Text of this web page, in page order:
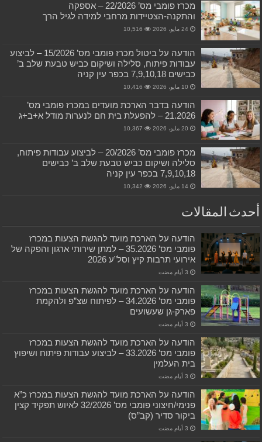
מכרז פומבי מס’ 22/2026 – אספקה
והתקנה-הצטיידות מרחבי למידה לגיל הרך
24 مايو، 2026 10,516
הודעה על ביטול מכרז פומבי מס’ 15/2026 – לביצוע
עבודות פיתוח, סלילה ושיקום כביש טבעת שלב ב’
כבישים 7,9,10,18 בכפר עין קניה
10 مايو، 2026 10,416
הודעה בדבר הארכת מועדים במכרז פומבי מס’
21.2026 – להפעלת בית חם לנערות מודל א+ב+ג
20 مايو، 2026 10,367
מכרז פומבי מס’ 20/2026 – לביצוע עבודות פיתוח,
סלילה ושיקום כביש טבעת שלב ב’ כבישים
7,9,10,18 בכפר עין קניה
14 مايو، 2026 10,342
أحدث المقالات
הודעה על הארכת מועד להגשת הצעות במכרז
פומבי מס’ 35.2026 – למתן שירותי ארגון והפקה של
אירועי תרבות קיץ וסל”ע 2026
הודעה על הארכת מועד להגשת הצעות במכרז
פומבי מס’ 34.2026 – לפיתוח שצ”פ ולהקמת
פארק-גן שעשועים
הודעה על הארכת מועד להגשת הצעות במכרז
פומבי מס’ 33.2026 – לביצוע עבודות פיתוח ושיפוץ
בית העלמין
הודעה על הארכת מועד להגשת הצעות במכרז כ”א
פנימי/חיצוני פומבי מס’ 32/2026 לאיוש תפקיד קצין
ביקור סדיר (קב”ס)